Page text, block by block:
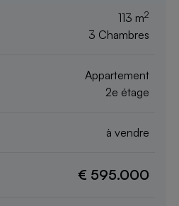
113 m2
3 Chambres
Appartement
2e étage
à vendre
€ 595.000